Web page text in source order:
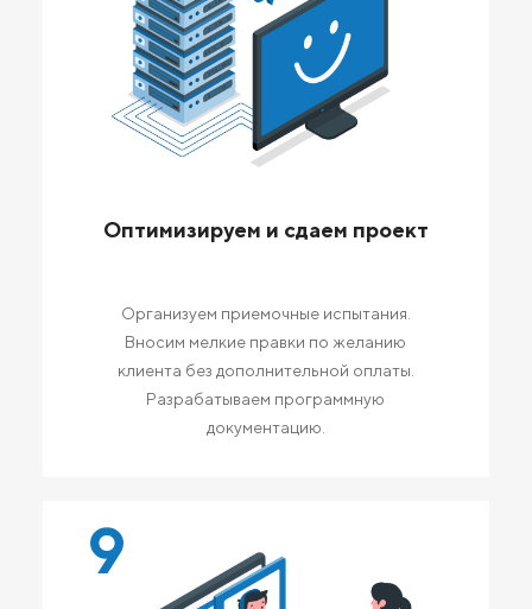
Оптимизируем и сдаем проект
Организуем приемочные испытания.
Вносим мелкие правки по желанию
клиента без дополнительной оплаты.
Разрабатываем программную
документацию.
9